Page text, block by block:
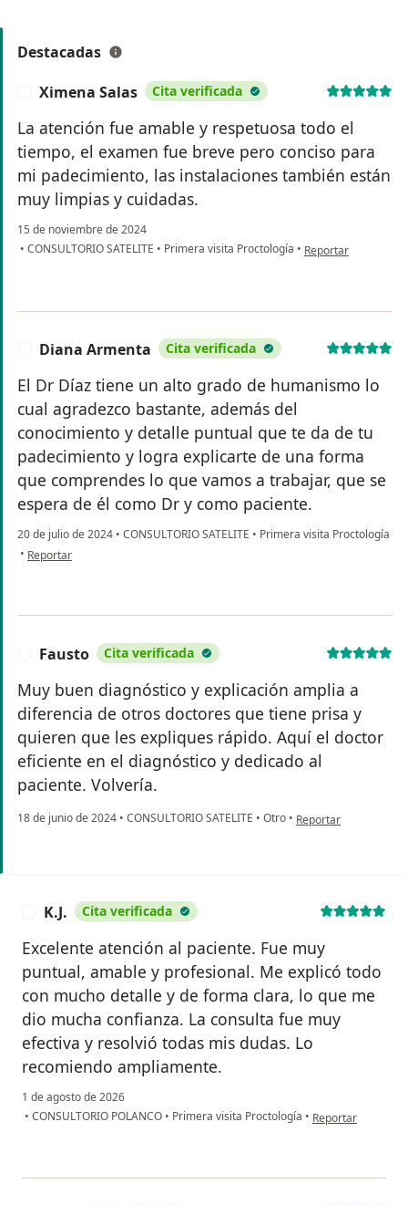
Destacadas
Ximena Salas Cita verificada
La atención fue amable y respetuosa todo el
tiempo, el examen fue breve pero conciso para
mi padecimiento, las instalaciones también están
muy limpias y cuidadas.
15 de noviembre de 2024
• CONSULTORIO SATELITE • Primera visita Proctología • en opinión del
Reportar
Diana Armenta Cita verificada
El Dr Díaz tiene un alto grado de humanismo lo
cual agradezco bastante, además del
conocimiento y detalle puntual que te da de tu
padecimiento y logra explicarte de una forma
que comprendes lo que vamos a trabajar, que se
espera de él como Dr y como paciente.
20 de julio de 2024 • CONSULTORIO SATELITE • Primera visita Proctología
• en opinión del usuario Diana Armenta
Reportar
Fausto Cita verificada
Muy buen diagnóstico y explicación amplia a
diferencia de otros doctores que tiene prisa y
quieren que les expliques rápido. Aquí el doctor
eficiente en el diagnóstico y dedicado al
paciente. Volvería.
18 de junio de 2024 • CONSULTORIO SATELITE • Otro • en opinión del
Reportar
K.J. Cita verificada
Excelente atención al paciente. Fue muy
puntual, amable y profesional. Me explicó todo
con mucho detalle y de forma clara, lo que me
dio mucha confianza. La consulta fue muy
efectiva y resolvió todas mis dudas. Lo
recomiendo ampliamente.
1 de agosto de 2026
• CONSULTORIO POLANCO • Primera visita Proctología • en opinión del
Reportar